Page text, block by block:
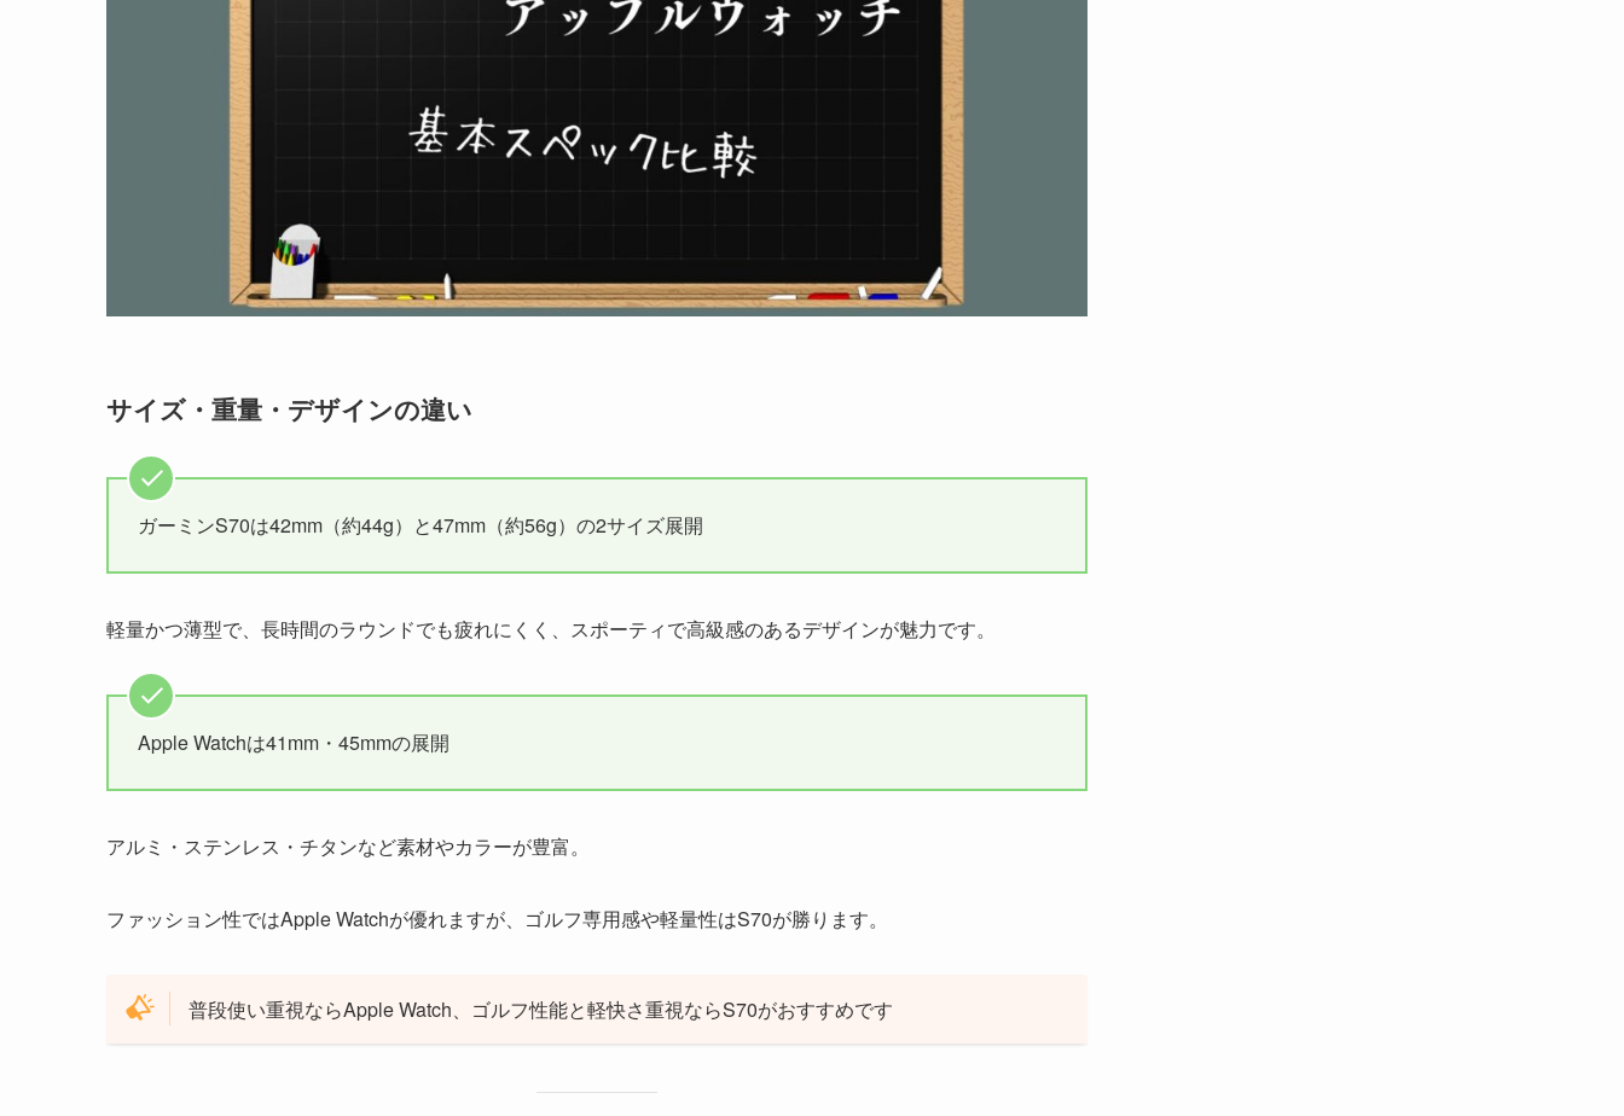
サイズ・重量・デザインの違い
ガーミンS70は42mm（約44g）と47mm（約56g）の2サイズ展開
軽量かつ薄型で、長時間のラウンドでも疲れにくく、スポーティで高級感のあるデザインが魅力です。
Apple Watchは41mm・45mmの展開
アルミ・ステンレス・チタンなど素材やカラーが豊富。
ファッション性ではApple Watchが優れますが、ゴルフ専用感や軽量性はS70が勝ります。
普段使い重視ならApple Watch、ゴルフ性能と軽快さ重視ならS70がおすすめです